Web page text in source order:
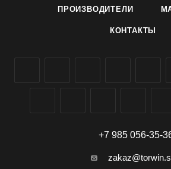
ПРОИЗВОДИТЕЛИ
КОНТАКТЫ
+7 985 056-35-